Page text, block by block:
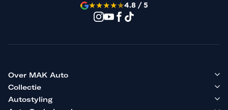
★★★★★4.8 / 5
Over MAK Auto
Collectie
Autostyling